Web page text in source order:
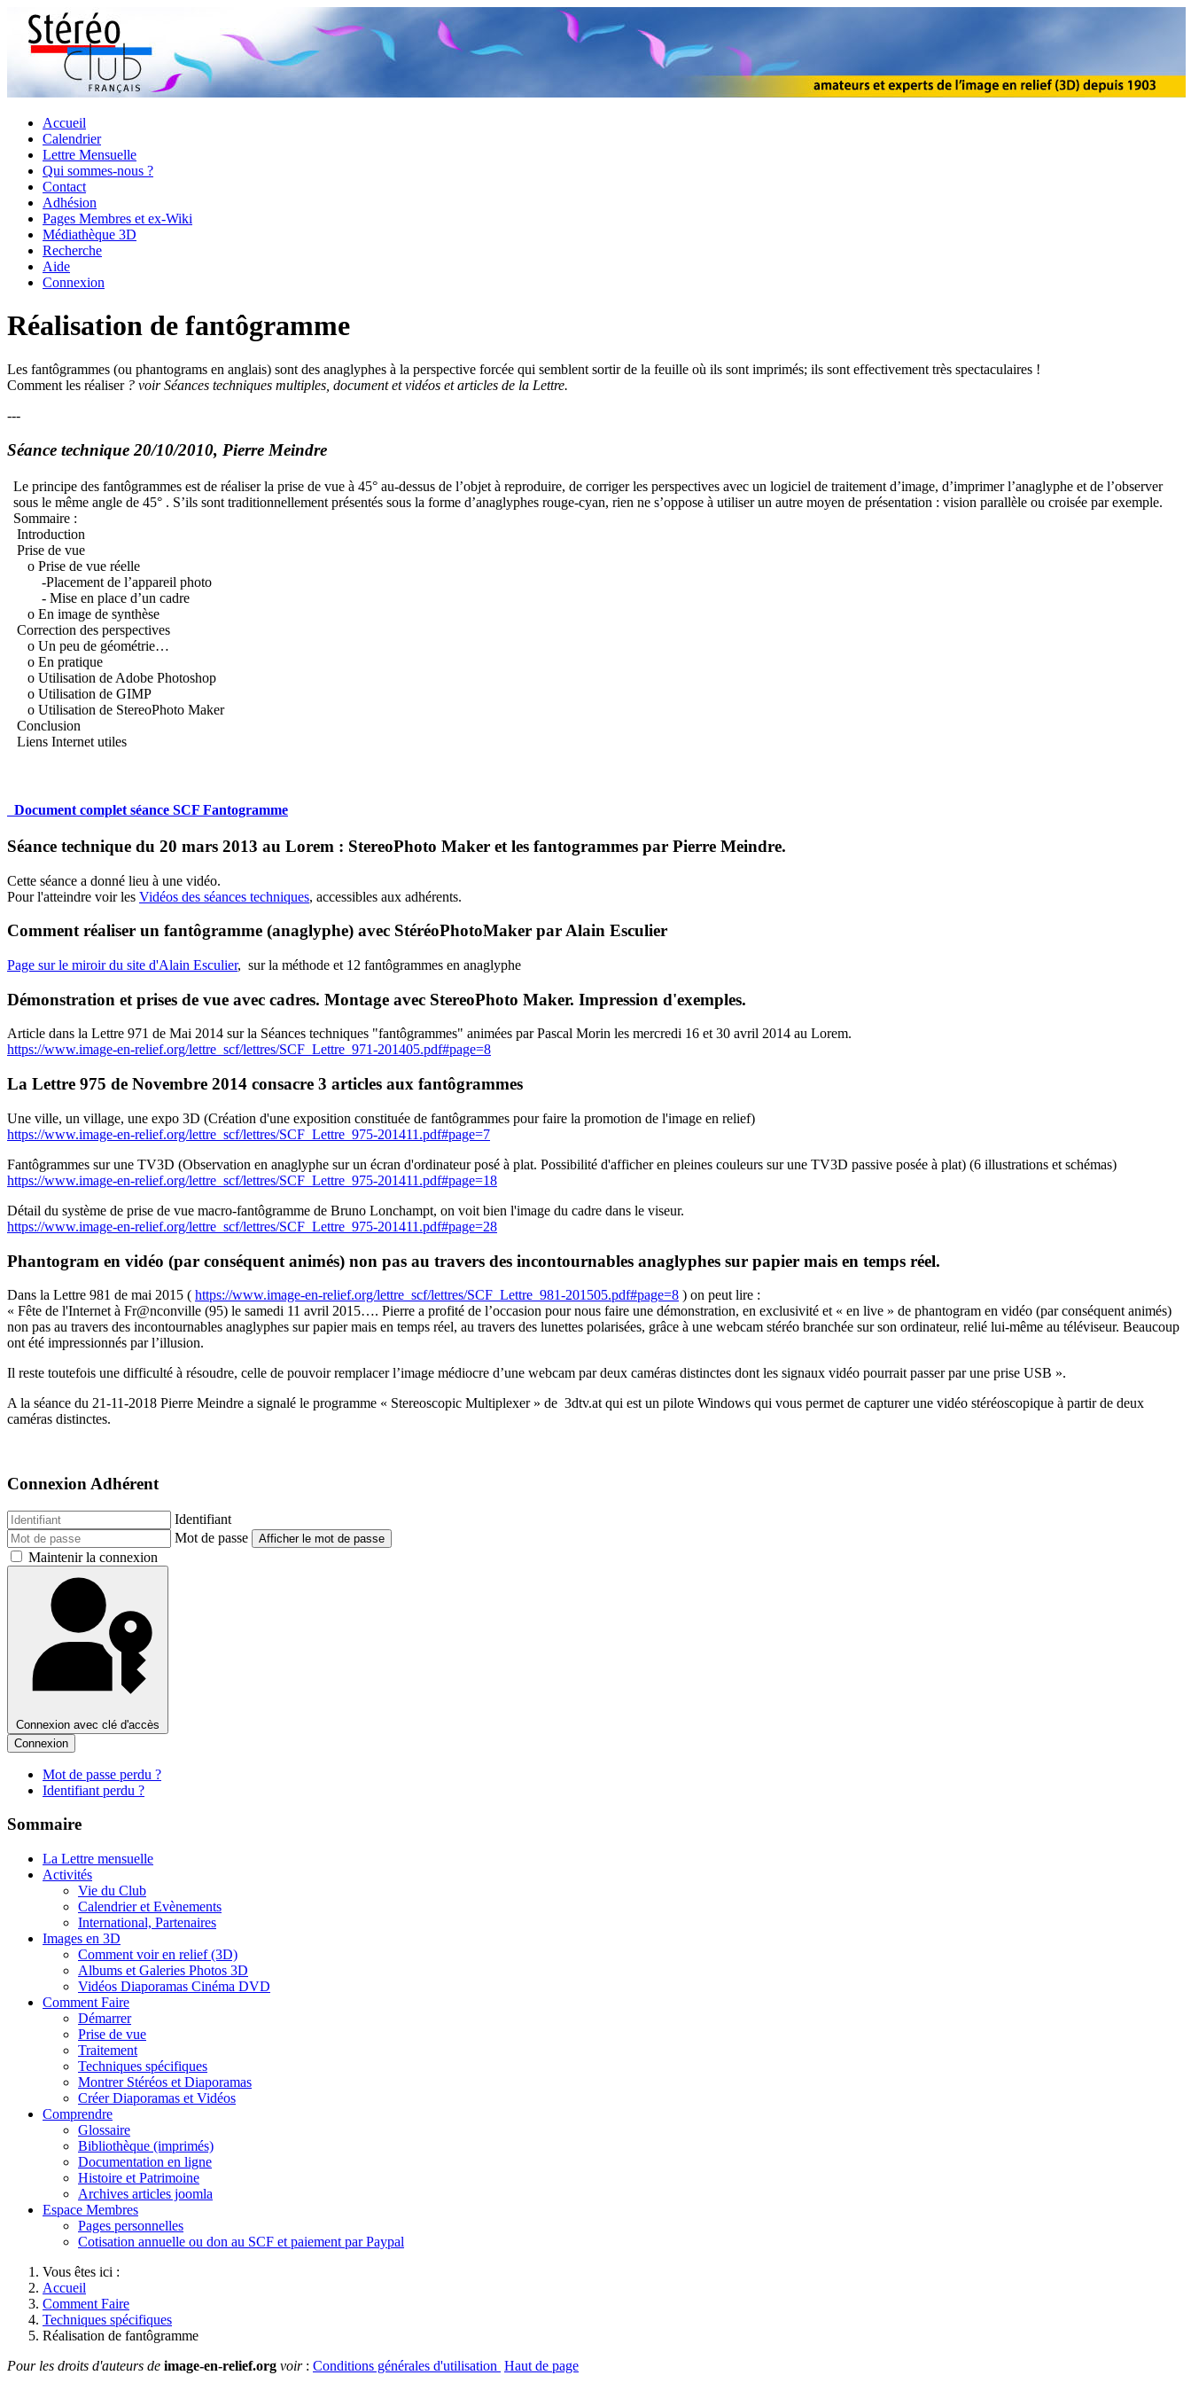
Accueil
Calendrier
Lettre Mensuelle
Qui sommes-nous ?
Contact
Adhésion
Pages Membres et ex-Wiki
Médiathèque 3D
Recherche
Aide
Connexion
Réalisation de fantôgramme
Les fantôgrammes (ou phantograms en anglais) sont des anaglyphes à la perspective forcée qui semblent sortir de la feuille où ils sont imprimés; ils sont effectivement très spectaculaires !
Comment les réaliser? voir Séances techniques multiples, document et vidéos et articles de la Lettre.
---
Séance technique 20/10/2010, Pierre Meindre
Le principe des fantôgrammes est de réaliser la prise de vue à 45° au-dessus de l’objet à reproduire, de corriger les perspectives avec un logiciel de traitement d’image, d’imprimer l’anaglyphe et de l’observer
sous le même angle de 45° . S’ils sont traditionnellement présentés sous la forme d’anaglyphes rouge-cyan, rien ne s’oppose à utiliser un autre moyen de présentation : vision parallèle ou croisée par exemple.
Sommaire :
Introduction
Prise de vue
o Prise de vue réelle
-Placement de l’appareil photo
- Mise en place d’un cadre
o En image de synthèse
Correction des perspectives
o Un peu de géométrie…
o En pratique
o Utilisation de Adobe Photoshop
o Utilisation de GIMP
o Utilisation de StereoPhoto Maker
Conclusion
Liens Internet utiles
Document complet séance SCF Fantogramme
Séance technique du 20 mars 2013 au Lorem : StereoPhoto Maker et les fantogrammes par Pierre Meindre.
Cette séance a donné lieu à une vidéo.
Pour l'atteindre voir les Vidéos des séances techniques, accessibles aux adhérents.
Comment réaliser un fantôgramme (anaglyphe) avec StéréoPhotoMaker par Alain Esculier
Page sur le miroir du site d'Alain Esculier, sur la méthode et 12 fantôgrammes en anaglyphe
Démonstration et prises de vue avec cadres. Montage avec StereoPhoto Maker. Impression d'exemples.
Article dans la Lettre 971 de Mai 2014 sur la Séances techniques "fantôgrammes" animées par Pascal Morin les mercredi 16 et 30 avril 2014 au Lorem.
https://www.image-en-relief.org/lettre_scf/lettres/SCF_Lettre_971-201405.pdf#page=8
La Lettre 975 de Novembre 2014 consacre 3 articles aux fantôgrammes
Une ville, un village, une expo 3D (Création d'une exposition constituée de fantôgrammes pour faire la promotion de l'image en relief)
https://www.image-en-relief.org/lettre_scf/lettres/SCF_Lettre_975-201411.pdf#page=7
Fantôgrammes sur une TV3D (Observation en anaglyphe sur un écran d'ordinateur posé à plat. Possibilité d'afficher en pleines couleurs sur une TV3D passive posée à plat) (6 illustrations et schémas)
https://www.image-en-relief.org/lettre_scf/lettres/SCF_Lettre_975-201411.pdf#page=18
Détail du système de prise de vue macro-fantôgramme de Bruno Lonchampt, on voit bien l'image du cadre dans le viseur.
https://www.image-en-relief.org/lettre_scf/lettres/SCF_Lettre_975-201411.pdf#page=28
Phantogram en vidéo (par conséquent animés) non pas au travers des incontournables anaglyphes sur papier mais en temps réel.
Dans la Lettre 981 de mai 2015 ( https://www.image-en-relief.org/lettre_scf/lettres/SCF_Lettre_981-201505.pdf#page=8 ) on peut lire :
« Fête de l'Internet à Fr@nconville (95) le samedi 11 avril 2015…. Pierre a profité de l’occasion pour nous faire une démonstration, en exclusivité et « en live » de phantogram en vidéo (par conséquent animés)
non pas au travers des incontournables anaglyphes sur papier mais en temps réel, au travers des lunettes polarisées, grâce à une webcam stéréo branchée sur son ordinateur, relié lui-même au téléviseur. Beaucoup
ont été impressionnés par l’illusion.
Il reste toutefois une difficulté à résoudre, celle de pouvoir remplacer l’image médiocre d’une webcam par deux caméras distinctes dont les signaux vidéo pourrait passer par une prise USB ».
A la séance du 21-11-2018 Pierre Meindre a signalé le programme « Stereoscopic Multiplexer » de 3dtv.at qui est un pilote Windows qui vous permet de capturer une vidéo stéréoscopique à partir de deux
caméras distinctes.
Connexion Adhérent
Identifiant
Mot de passe
Afficher le mot de passe
Maintenir la connexion
Connexion avec clé d'accès
Connexion
Mot de passe perdu ?
Identifiant perdu ?
Sommaire
La Lettre mensuelle
Activités
Vie du Club
Calendrier et Evènements
International, Partenaires
Images en 3D
Comment voir en relief (3D)
Albums et Galeries Photos 3D
Vidéos Diaporamas Cinéma DVD
Comment Faire
Démarrer
Prise de vue
Traitement
Techniques spécifiques
Montrer Stéréos et Diaporamas
Créer Diaporamas et Vidéos
Comprendre
Glossaire
Bibliothèque (imprimés)
Documentation en ligne
Histoire et Patrimoine
Archives articles joomla
Espace Membres
Pages personnelles
Cotisation annuelle ou don au SCF et paiement par Paypal
Vous êtes ici :
Accueil
Comment Faire
Techniques spécifiques
Réalisation de fantôgramme
Pour les droits d'auteurs de image-en-relief.org voir: Conditions générales d'utilisation Haut de page